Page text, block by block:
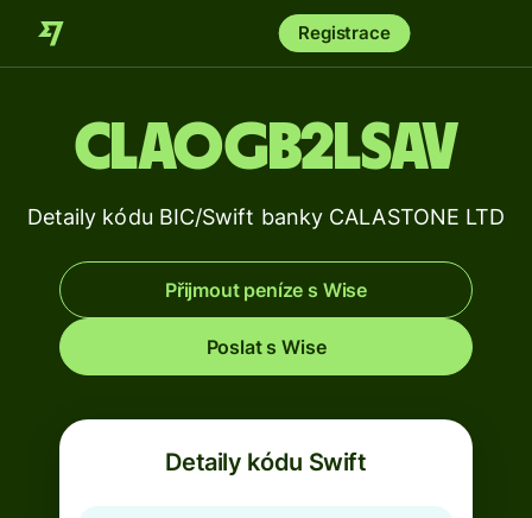
Registrace
CLAOGB2LSAV
Detaily kódu BIC/Swift banky CALASTONE LTD
Přijmout peníze s Wise
Poslat s Wise
Detaily kódu Swift